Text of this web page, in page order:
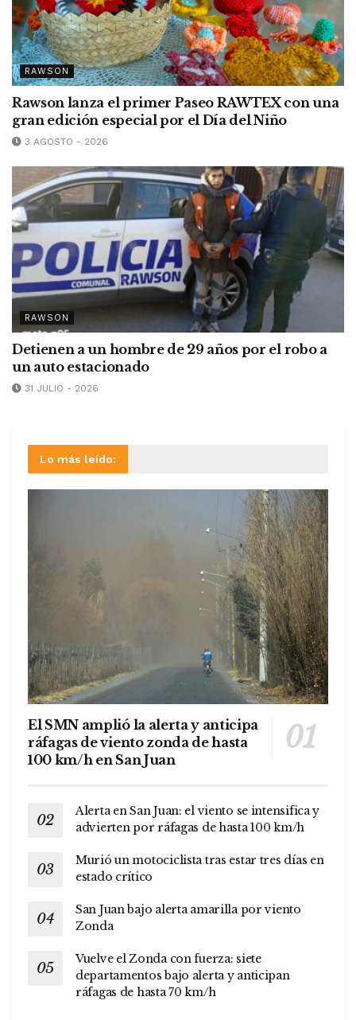
RAWSON
Rawson lanza el primer Paseo RAWTEX con una
gran edición especial por el Día del Niño
3 AGOSTO - 2026
RAWSON
Detienen a un hombre de 29 años por el robo a
un auto estacionado
31 JULIO - 2026
Lo más leído:
El SMN amplió la alerta y anticipa
ráfagas de viento zonda de hasta
100 km/h en San Juan
Alerta en San Juan: el viento se intensifica y
advierten por ráfagas de hasta 100 km/h
Murió un motociclista tras estar tres días en
estado crítico
San Juan bajo alerta amarilla por viento
Zonda
Vuelve el Zonda con fuerza: siete
departamentos bajo alerta y anticipan
ráfagas de hasta 70 km/h